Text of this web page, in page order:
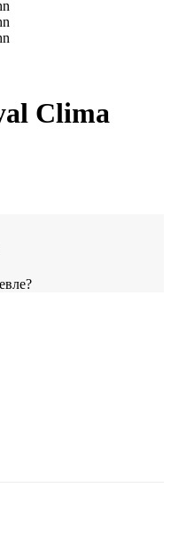
Clima